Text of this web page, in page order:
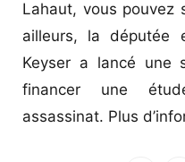
Lahaut, vous pouvez
ailleurs, la députée
Keyser a lancé une
financer une
assassinat. Plus